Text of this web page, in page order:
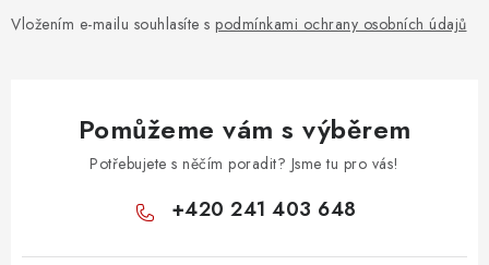
Vložením e-mailu souhlasíte s podmínkami ochrany osobních údajů
Pomůžeme vám s výběrem
Potřebujete s něčím poradit? Jsme tu pro vás!
+420 241 403 648